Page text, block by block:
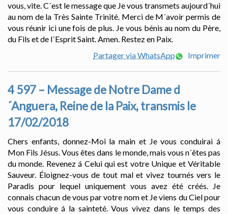
vous, vite. C´est le message que Je vous transmets aujourd´hui
au nom de la Très Sainte Trinité. Merci de M´avoir permis de
vous réunir ici une fois de plus. Je vous bénis au nom du Père,
du Fils et de l´Esprit Saint. Amen. Restez en Paix.
Partager via WhatsApp
Imprimer
4 597 – Message de Notre Dame d
´Anguera, Reine de la Paix, transmis le
17/02/2018
Chers enfants, donnez-Moi la main et Je vous conduirai á
Mon Fils Jésus. Vous êtes dans le monde, mais vous n´êtes pas
du monde. Revenez á Celui qui est votre Unique et Véritable
Sauveur. Éloignez-vous de tout mal et vivez tournés vers le
Paradis pour lequel uniquement vous avez été créés. Je
connais chacun de vous par votre nom et Je viens du Ciel pour
vous conduire á la sainteté. Vous vivez dans le temps des